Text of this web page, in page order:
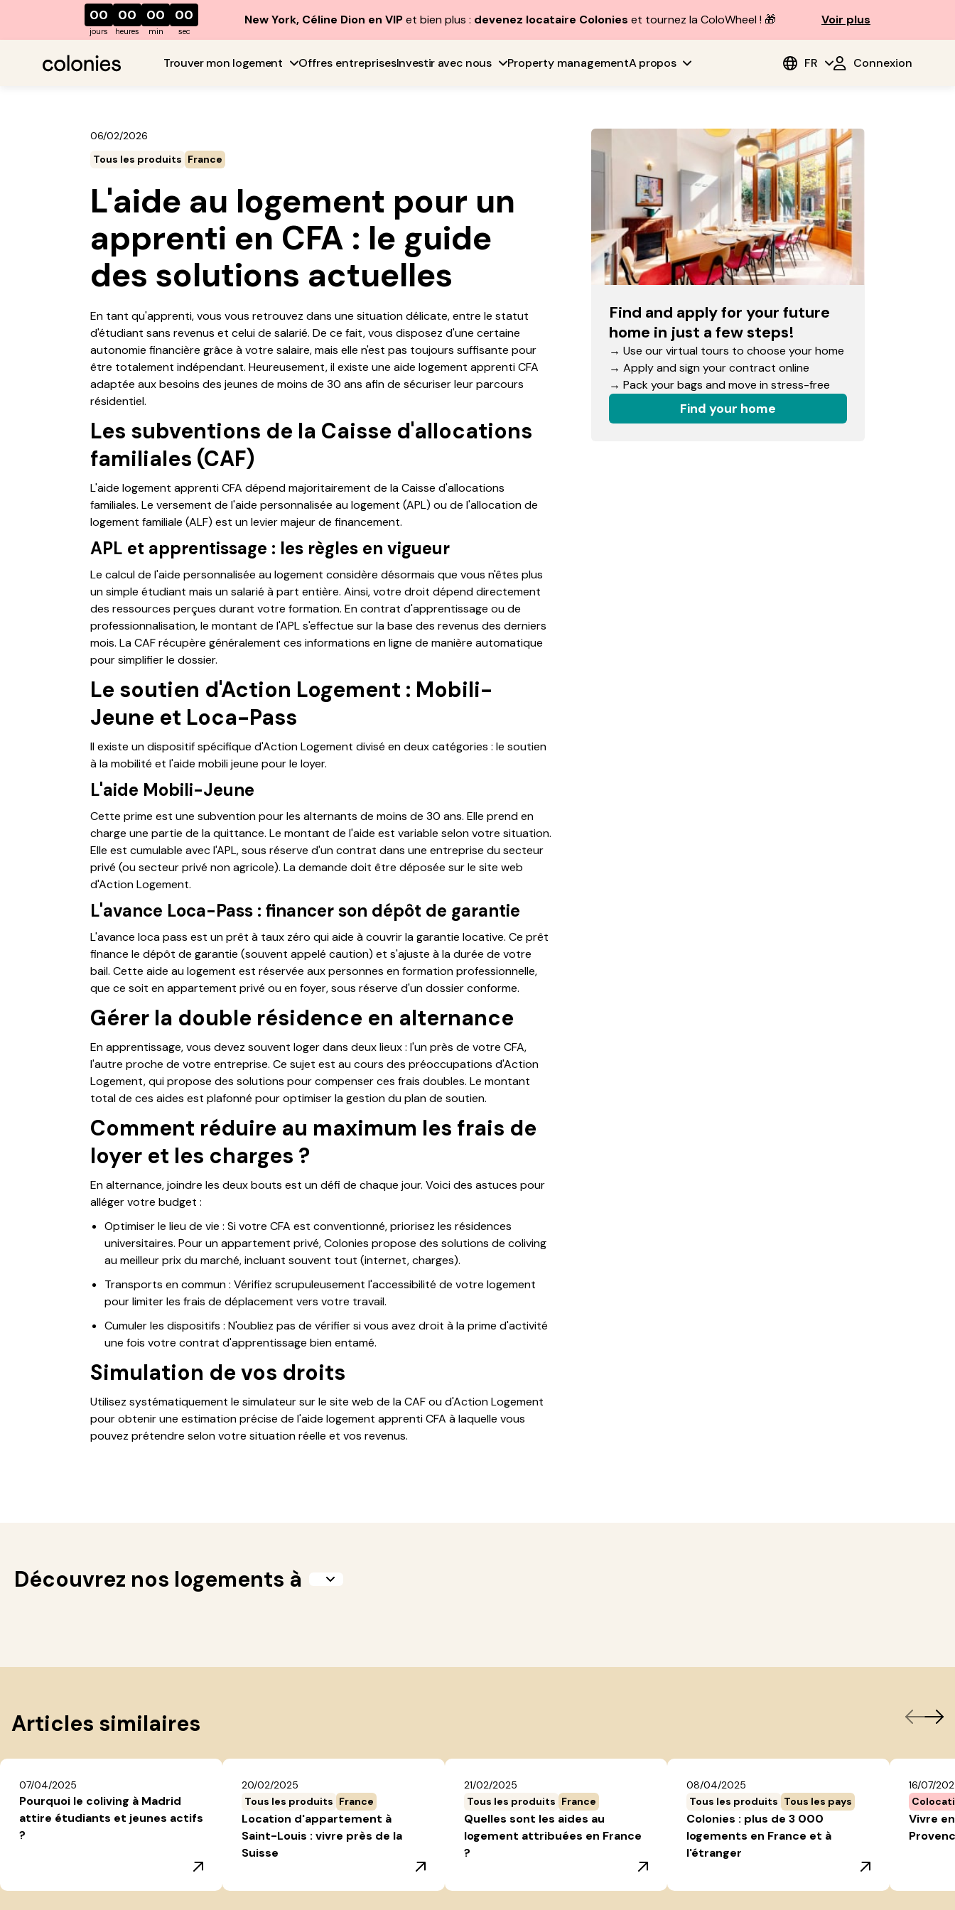
00
jours
00
heures
00
min
00
sec
New York, Céline Dion en VIPet bien plus : devenez locataire Colonies et tournez la ColoWheel ! 🎁 Voir plus
Trouver mon logement Offres entreprisesInvestir avec nous Property managementA propos FR Connexion
06/02/2026
Tous les produits France
L'aide au logement pour un
apprenti en CFA : le guide
des solutions actuelles
En tant qu'apprenti, vous vous retrouvez dans une situation délicate, entre le statut
d'étudiant sans revenus et celui de salarié. De ce fait, vous disposez d'une certaine
autonomie financière grâce à votre salaire, mais elle n'est pas toujours suffisante pour
être totalement indépendant. Heureusement, il existe une aide logement apprenti CFA
adaptée aux besoins des jeunes de moins de 30 ans afin de sécuriser leur parcours
résidentiel.
Les subventions de la Caisse d'allocations
familiales (CAF)
L'aide logement apprenti CFA dépend majoritairement de la Caisse d'allocations
familiales. Le versement de l'aide personnalisée au logement (APL) ou de l'allocation de
logement familiale (ALF) est un levier majeur de financement.
APL et apprentissage : les règles en vigueur
Le calcul de l'aide personnalisée au logement considère désormais que vous n'êtes plus
un simple étudiant mais un salarié à part entière. Ainsi, votre droit dépend directement
des ressources perçues durant votre formation. En contrat d'apprentissage ou de
professionnalisation, le montant de l'APL s'effectue sur la base des revenus des derniers
mois. La CAF récupère généralement ces informations en ligne de manière automatique
pour simplifier le dossier.
Le soutien d'Action Logement : Mobili-
Jeune et Loca-Pass
Il existe un dispositif spécifique d'Action Logement divisé en deux catégories : le soutien
à la mobilité et l'aide mobili jeune pour le loyer.
L'aide Mobili-Jeune
Cette prime est une subvention pour les alternants de moins de 30 ans. Elle prend en
charge une partie de la quittance. Le montant de l'aide est variable selon votre situation.
Elle est cumulable avec l'APL, sous réserve d'un contrat dans une entreprise du secteur
privé (ou secteur privé non agricole). La demande doit être déposée sur le site web
d'Action Logement.
L'avance Loca-Pass : financer son dépôt de garantie
L'avance loca pass est un prêt à taux zéro qui aide à couvrir la garantie locative. Ce prêt
finance le dépôt de garantie (souvent appelé caution) et s'ajuste à la durée de votre
bail. Cette aide au logement est réservée aux personnes en formation professionnelle,
que ce soit en appartement privé ou en foyer, sous réserve d'un dossier conforme.
Gérer la double résidence en alternance
En apprentissage, vous devez souvent loger dans deux lieux : l'un près de votre CFA,
l'autre proche de votre entreprise. Ce sujet est au cours des préoccupations d'Action
Logement, qui propose des solutions pour compenser ces frais doubles. Le montant
total de ces aides est plafonné pour optimiser la gestion du plan de soutien.
Comment réduire au maximum les frais de
loyer et les charges ?
En alternance, joindre les deux bouts est un défi de chaque jour. Voici des astuces pour
alléger votre budget :
Optimiser le lieu de vie : Si votre CFA est conventionné, priorisez les résidences
universitaires. Pour un appartement privé, Colonies propose des solutions de coliving
au meilleur prix du marché, incluant souvent tout (internet, charges).
Transports en commun : Vérifiez scrupuleusement l'accessibilité de votre logement
pour limiter les frais de déplacement vers votre travail.
Cumuler les dispositifs : N'oubliez pas de vérifier si vous avez droit à la prime d'activité
une fois votre contrat d'apprentissage bien entamé.
Simulation de vos droits
Utilisez systématiquement le simulateur sur le site web de la CAF ou d'Action Logement
pour obtenir une estimation précise de l'aide logement apprenti CFA à laquelle vous
pouvez prétendre selon votre situation réelle et vos revenus.
Find and apply for your future
home in just a few steps!
→ Use our virtual tours to choose your home
→ Apply and sign your contract online
→ Pack your bags and move in stress-free
Find your home
Découvrez nos logements à
Articles similaires
07/04/2025
Pourquoi le coliving à Madrid
attire étudiants et jeunes actifs
?
20/02/2025
Tous les produits France
Location d'appartement à
Saint-Louis : vivre près de la
Suisse
21/02/2025
Tous les produits France
Quelles sont les aides au
logement attribuées en France
?
08/04/2025
Tous les produits Tous les pays
Colonies : plus de 3 000
logements en France et à
l'étranger
16/07/
Vivre